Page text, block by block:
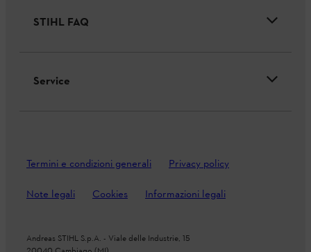
STIHL FAQ
Service
Termini e condizioni generali Privacy policy
Note legali Cookies Informazioni legali
Andreas STIHL S.p.A. - Viale delle Industrie, 15